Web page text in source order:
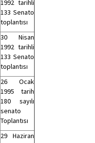
1992 tarihli
133 Senato
toplantısı
30 Nisan
1992 tarihli
133 Senato
toplantısı
26 Ocak
1995 tarih
180 sayılı
senato
Toplantısı
29 Haziran